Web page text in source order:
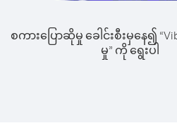
စကားပြောဆိုမှု ခေါင်းစီးမှနေ၍
မှု” ကို ရွေးပါ